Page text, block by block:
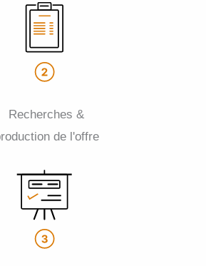
Recherches &
de l'offre